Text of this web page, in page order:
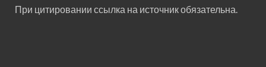
При цитировании ссылка на источник обязательна.